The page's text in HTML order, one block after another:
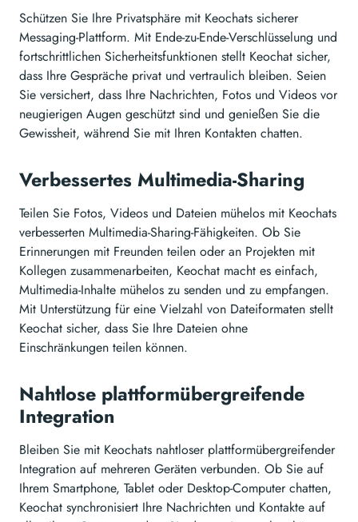
Schützen Sie Ihre Privatsphäre mit Keochats sicherer
Messaging-Plattform. Mit Ende-zu-Ende-Verschlüsselung und
fortschrittlichen Sicherheitsfunktionen stellt Keochat sicher,
dass Ihre Gespräche privat und vertraulich bleiben. Seien
Sie versichert, dass Ihre Nachrichten, Fotos und Videos vor
neugierigen Augen geschützt sind und genießen Sie die
Gewissheit, während Sie mit Ihren Kontakten chatten.
Verbessertes Multimedia-Sharing
Teilen Sie Fotos, Videos und Dateien mühelos mit Keochats
verbesserten Multimedia-Sharing-Fähigkeiten. Ob Sie
Erinnerungen mit Freunden teilen oder an Projekten mit
Kollegen zusammenarbeiten, Keochat macht es einfach,
Multimedia-Inhalte mühelos zu senden und zu empfangen.
Mit Unterstützung für eine Vielzahl von Dateiformaten stellt
Keochat sicher, dass Sie Ihre Dateien ohne
Einschränkungen teilen können.
Nahtlose plattformübergreifende
Integration
Bleiben Sie mit Keochats nahtloser plattformübergreifender
Integration auf mehreren Geräten verbunden. Ob Sie auf
Ihrem Smartphone, Tablet oder Desktop-Computer chatten,
Keochat synchronisiert Ihre Nachrichten und Kontakte auf